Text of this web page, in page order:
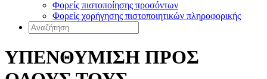
Φορείς πιστοποίησης προσόντων
Φορείς χορήγησης πιστοποιητικών πληροφορικής
ΥΠΕΝΘΥΜΙΣΗ ΠΡΟΣ